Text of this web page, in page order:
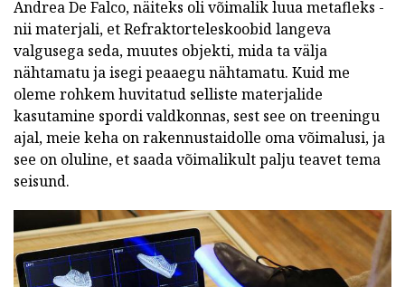
Andrea De Falco, näiteks oli võimalik luua metafleks -
nii materjali, et Refraktorteleskoobid langeva
valgusega seda, muutes objekti, mida ta välja
nähtamatu ja isegi peaaegu nähtamatu. Kuid me
oleme rohkem huvitatud selliste materjalide
kasutamine spordi valdkonnas, sest see on treeningu
ajal, meie keha on rakennustaidolle oma võimalusi, ja
see on oluline, et saada võimalikult palju teavet tema
seisund.